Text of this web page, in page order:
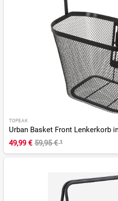
TOPEAK
Urban Basket Front Lenkerkorb
49,99 € 59,95 €¹